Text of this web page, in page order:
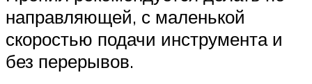
направляющей, с маленькой
скоростью подачи инструмента и
без перерывов.